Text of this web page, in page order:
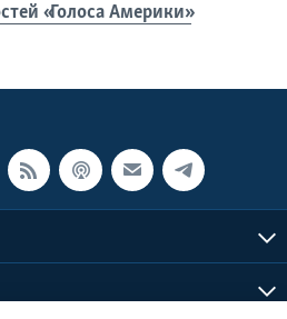
«Голоса Америки»